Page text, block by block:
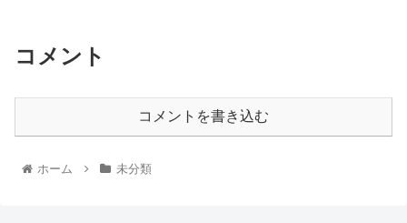
コメント
コメントを書き込む
ホーム 未分類